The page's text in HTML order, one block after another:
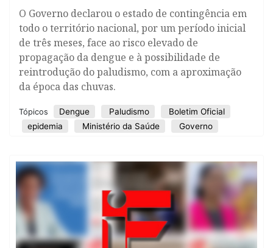
O Governo declarou o estado de contingência em
todo o território nacional, por um período inicial
de três meses, face ao risco elevado de
propagação da dengue e à possibilidade de
reintrodução do paludismo, com a aproximação
da época das chuvas.
Tópicos Dengue Paludismo
Boletim Oficial
epidemia
Ministério da Saúde Governo